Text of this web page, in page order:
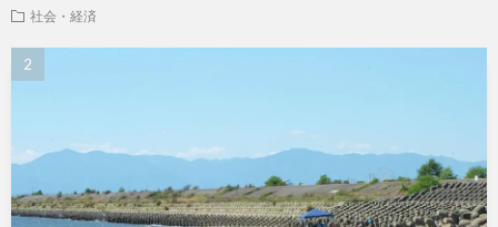
社会・経済